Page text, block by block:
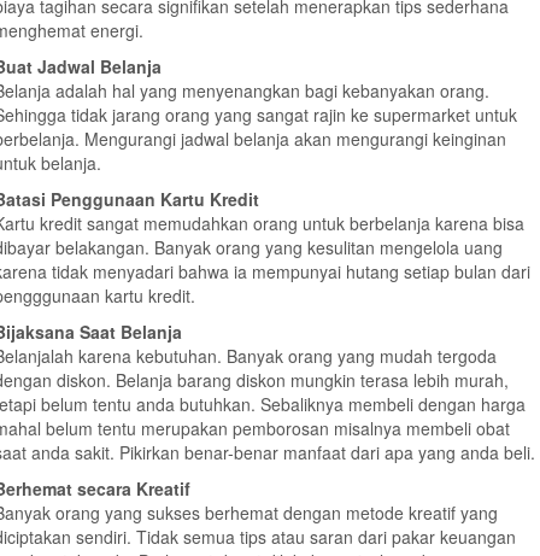
tagihan secara signifikan setelah menerapkan tips sederhana
energi.
Jadwal Belanja
adalah hal yang menyenangkan bagi kebanyakan orang.
tidak jarang orang yang sangat rajin ke supermarket untuk
Mengurangi jadwal belanja akan mengurangi keinginan
belanja.
Penggunaan Kartu Kredit
kredit sangat memudahkan orang untuk berbelanja karena bisa
belakangan. Banyak orang yang kesulitan mengelola uang
tidak menyadari bahwa ia mempunyai hutang setiap bulan dari
kartu kredit.
Saat Belanja
karena kebutuhan. Banyak orang yang mudah tergoda
diskon. Belanja barang diskon mungkin terasa lebih murah,
belum tentu anda butuhkan. Sebaliknya membeli dengan harga
belum tentu merupakan pemborosan misalnya membeli obat
anda sakit. Pikirkan benar-benar manfaat dari apa yang anda beli.
secara Kreatif
orang yang sukses berhemat dengan metode kreatif yang
sendiri. Tidak semua tips atau saran dari pakar keuangan